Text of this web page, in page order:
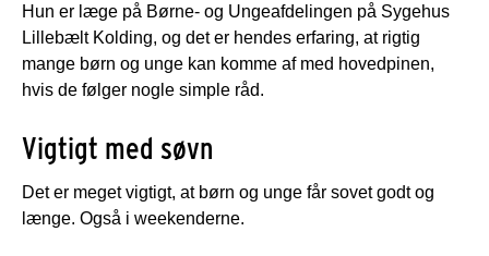
Hun er læge på Børne- og Ungeafdelingen på Sygehus
Lillebælt Kolding, og det er hendes erfaring, at rigtig
mange børn og unge kan komme af med hovedpinen,
hvis de følger nogle simple råd.
Vigtigt med søvn
Det er meget vigtigt, at børn og unge får sovet godt og
længe. Også i weekenderne.